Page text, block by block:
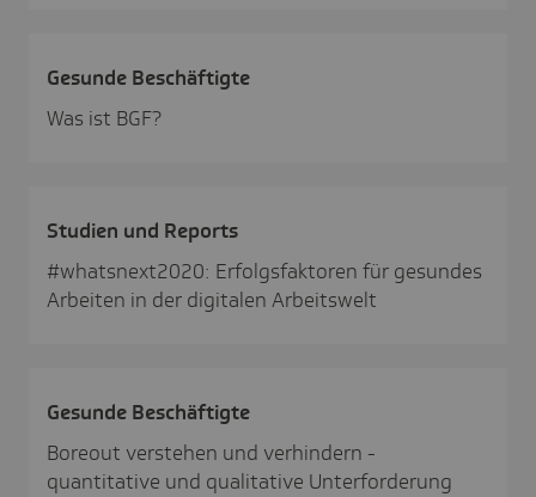
Gesunde Beschäf­tigte
Was ist BGF?
Studien und Reports
#whatsnext2020: Erfolgsfaktoren für gesundes
Arbeiten in der digitalen Arbeitswelt
Gesunde Beschäf­tigte
Boreout verstehen und verhindern -
quantitative und qualitative Unterforderung